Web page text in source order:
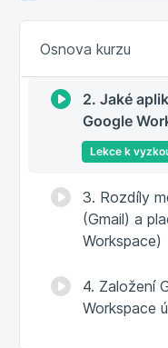
Osnova kurzu
1. Co je to
2. Jaké
Google
Lekce k
3. Rozdíly
(Gmail) a
Workspace)
4. Založení
Workspace